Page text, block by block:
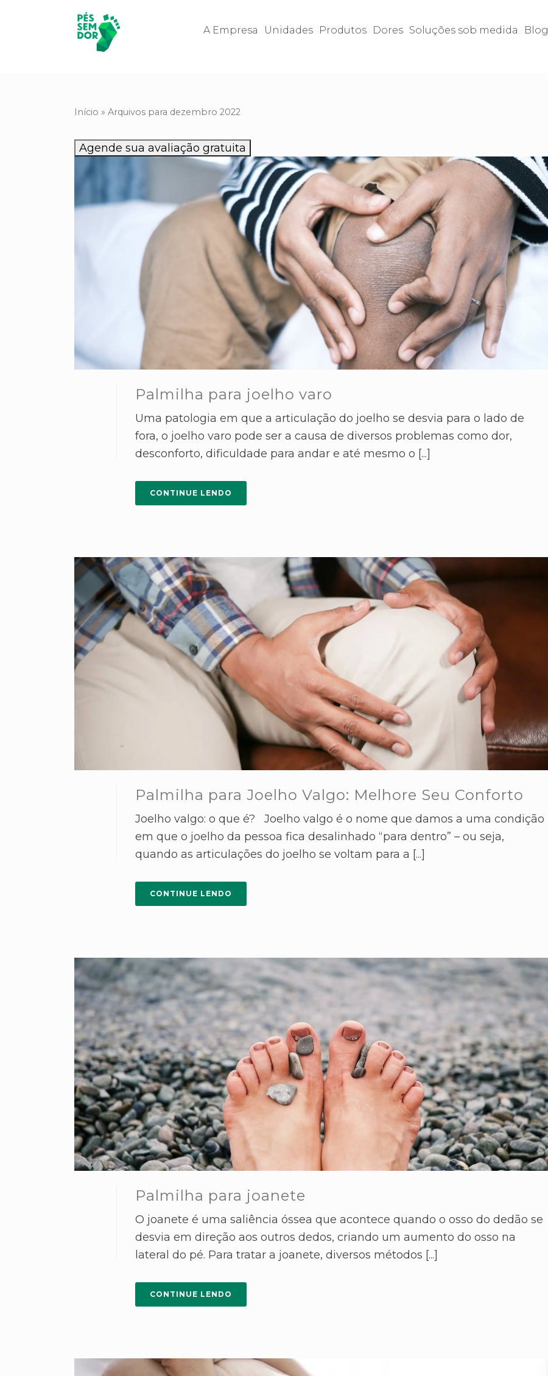
A Empresa Unidades Produtos Dores Soluções sob medida Blog
Início » Arquivos para dezembro 2022
Agende sua avaliação gratuita
Palmilha para joelho varo
Uma patologia em que a articulação do joelho se desvia para o lado de
fora, o joelho varo pode ser a causa de diversos problemas como dor,
desconforto, dificuldade para andar e até mesmo o [...]
CONTINUE LENDO
Palmilha para Joelho Valgo: Melhore Seu Conforto
Joelho valgo: o que é? Joelho valgo é o nome que damos a uma condição
em que o joelho da pessoa fica desalinhado “para dentro” – ou seja,
quando as articulações do joelho se voltam para a [...]
CONTINUE LENDO
Palmilha para joanete
O joanete é uma saliência óssea que acontece quando o osso do dedão se
desvia em direção aos outros dedos, criando um aumento do osso na
lateral do pé. Para tratar a joanete, diversos métodos [...]
CONTINUE LENDO